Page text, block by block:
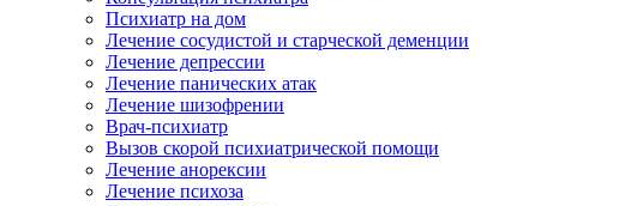
Психиатр на дом
Лечение сосудистой и старческой деменции
Лечение депрессии
Лечение панических атак
Лечение шизофрении
Врач-психиатр
Вызов скорой психиатрической помощи
Лечение анорексии
Лечение психоза